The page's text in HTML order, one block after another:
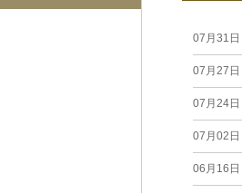
07月31日
07月27日
07月24日
07月02日
06月16日